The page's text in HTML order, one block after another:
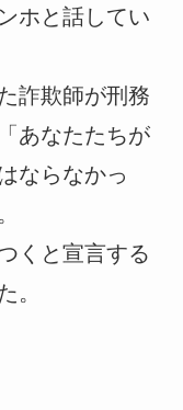
ホと話してい
詐欺師が刑務
あなたたちが
ならなかっ
くと宣言する
。